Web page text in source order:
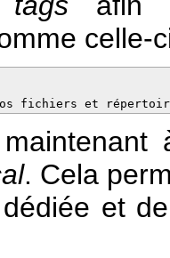
celle-
fichiers et
. Cela
et